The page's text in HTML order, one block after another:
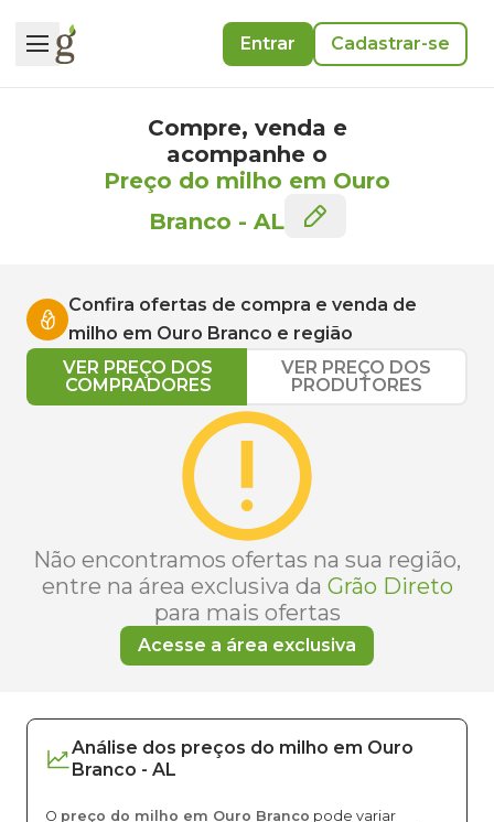
Entrar Cadastrar-se
Compre, venda e
acompanhe o
Preço do milho em Ouro
Branco - AL
Confira ofertas de compra e venda de
milho em Ouro Branco e região
VER PREÇO DOS
COMPRADORES
VER PREÇO DOS
PRODUTORES
Não encontramos ofertas na sua região,
entre na área exclusiva da Grão Direto
para mais ofertas
Acesse a área exclusiva
Análise dos preços do milho em Ouro
Branco - AL
O preço do milho em Ouro Branco pode variar